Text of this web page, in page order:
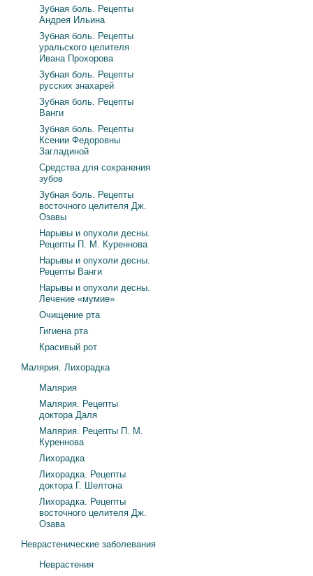
Зубная боль. Рецепты
Андрея Ильина
Зубная боль. Рецепты
уральского целителя
Ивана Прохорова
Зубная боль. Рецепты
русских знахарей
Зубная боль. Рецепты
Ванги
Зубная боль. Рецепты
Ксении Федоровны
Загладиной
Средства для сохранения
зубов
Зубная боль. Рецепты
восточного целителя Дж.
Озавы
Нарывы и опухоли десны.
Рецепты П. М. Куреннова
Нарывы и опухоли десны.
Рецепты Ванги
Нарывы и опухоли десны.
Лечение «мумие»
Очищение рта
Гигиена рта
Красивый рот
Малярия. Лихорадка
Малярия
Малярия. Рецепты
доктора Даля
Малярия. Рецепты П. М.
Куреннова
Лихорадка
Лихорадка. Рецепты
доктора Г. Шелтона
Лихорадка. Рецепты
восточного целителя Дж.
Озава
Неврастенические заболевания
Неврастения